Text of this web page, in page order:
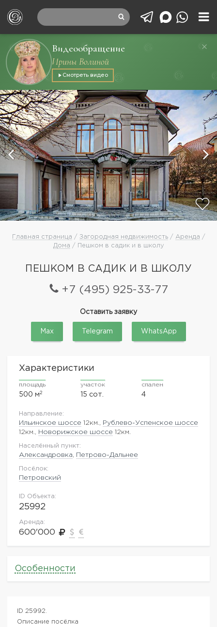
Видеообращение
Ирины Волиной
Смотреть видео
Главная страница / Загородная недвижимость/ Аренда /
Дома / Пешком в садик и в школу
ПЕШКОМ В САДИК И В ШКОЛУ
+7 (495) 925-33-77
Оставить заявку
Max Telegram WhatsApp
Характеристики
площадь
500 м2
участок
15 сот.
спален
4
Направление:
Ильинское шоссе 12км.,
Рублево-Успенское шоссе
12км.,
Новорижское шоссе 12км.
Населённый пункт:
Александровка Петрово-Дальнее
Посёлок:
Петровский
ID Объекта:
25992
Аренда:
600'000
Особенности
ID 25992.
Описание посёлка